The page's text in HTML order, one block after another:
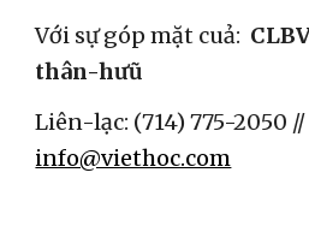
Với sự góp mặt cuả:
thân-hưũ
info@viethoc.com